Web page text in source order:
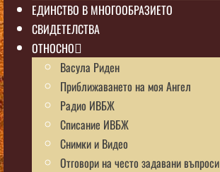
ЕДИНСТВО В МНОГООБРАЗИЕТО
СВИДЕТЕЛСТВА
ОТНОСНО
Васула Риден
Приближаването на моя Ангел
Радио ИВБЖ
Списание ИВБЖ
Снимки и Видео
Отговори на често задавани въпроси